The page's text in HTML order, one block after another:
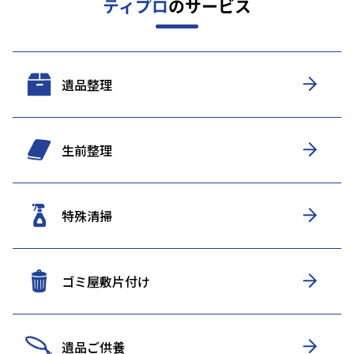
ティプロのサービス
遺品整理
生前整理
特殊清掃
ゴミ屋敷片付け
遺品ご供養